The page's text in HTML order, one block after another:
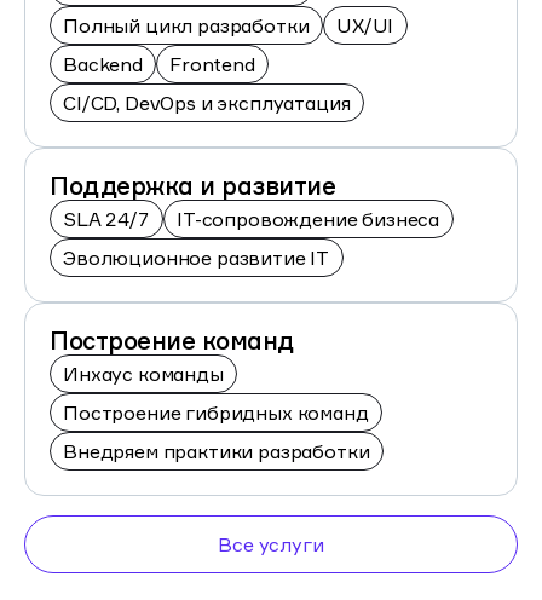
Полный цикл разработки
UX/UI
Backend
Frontend
CI/CD, DevOps и эксплуатация
Поддержка и развитие
SLA 24/7
IT-сопровождение бизнеса
Эволюционное развитие IT
Построение команд
Инхаус команды
Построение гибридных команд
Внедряем практики разработки
Все услуги